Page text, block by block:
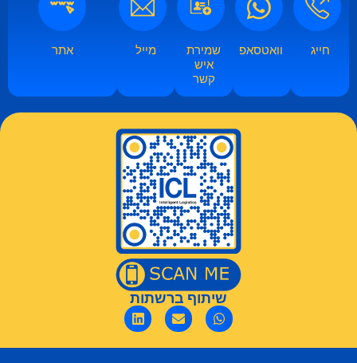
חייג וואטסאפ​​
שמירת
איש
קשר​
מייל אתר
שיתוף ברשתות